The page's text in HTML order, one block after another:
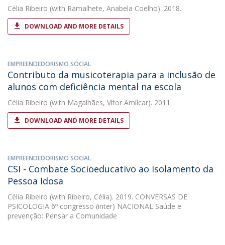
Célia Ribeiro (with Ramalhete, Anabela Coelho). 2018.
DOWNLOAD AND MORE DETAILS
EMPREENDEDORISMO SOCIAL
Contributo da musicoterapia para a inclusão de
alunos com deficiência mental na escola
Célia Ribeiro (with Magalhães, Vítor Amílcar). 2011.
DOWNLOAD AND MORE DETAILS
EMPREENDEDORISMO SOCIAL
CSI - Combate Socioeducativo ao Isolamento da
Pessoa Idosa
Célia Ribeiro (with Ribeiro, Célia). 2019. CONVERSAS DE
PSICOLOGIA 6º congresso (inter) NACIONAL Saúde e
prevenção: Pensar a Comunidade